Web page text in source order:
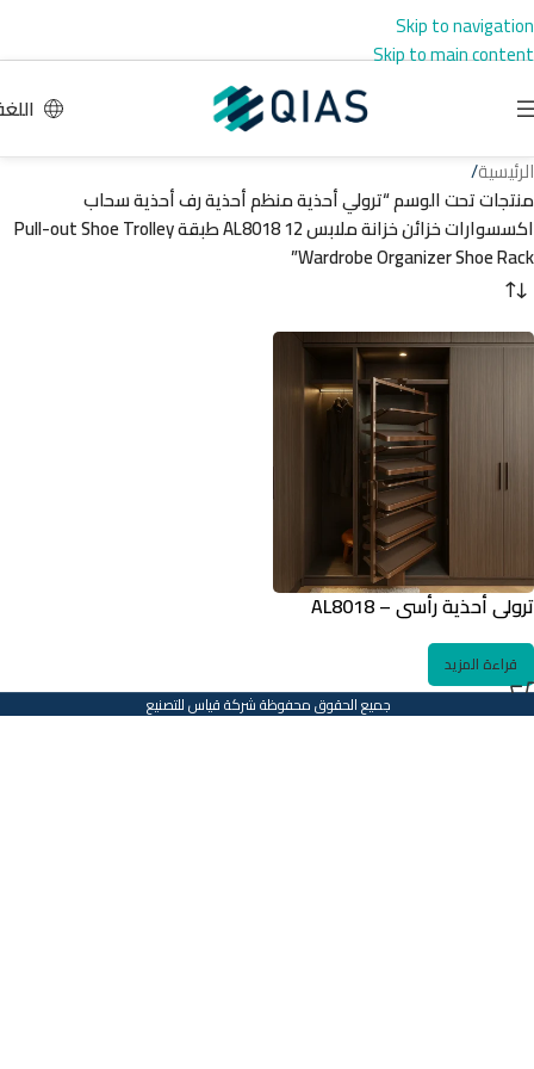
Skip to navigation
Skip to main content
الرئيسية/
منتجات تحت الوسم “ترولي أحذية منظم أحذية رف أحذية سحاب
اكسسوارات خزائن خزانة ملابس AL8018 12 طبقة Pull-out Shoe Trolley
Wardrobe Organizer Shoe Rack”
ترولي أحذية رأسي – AL8018
قراءة المزيد
جميع الحقوق محفوظة شركة قياس للتصنيع